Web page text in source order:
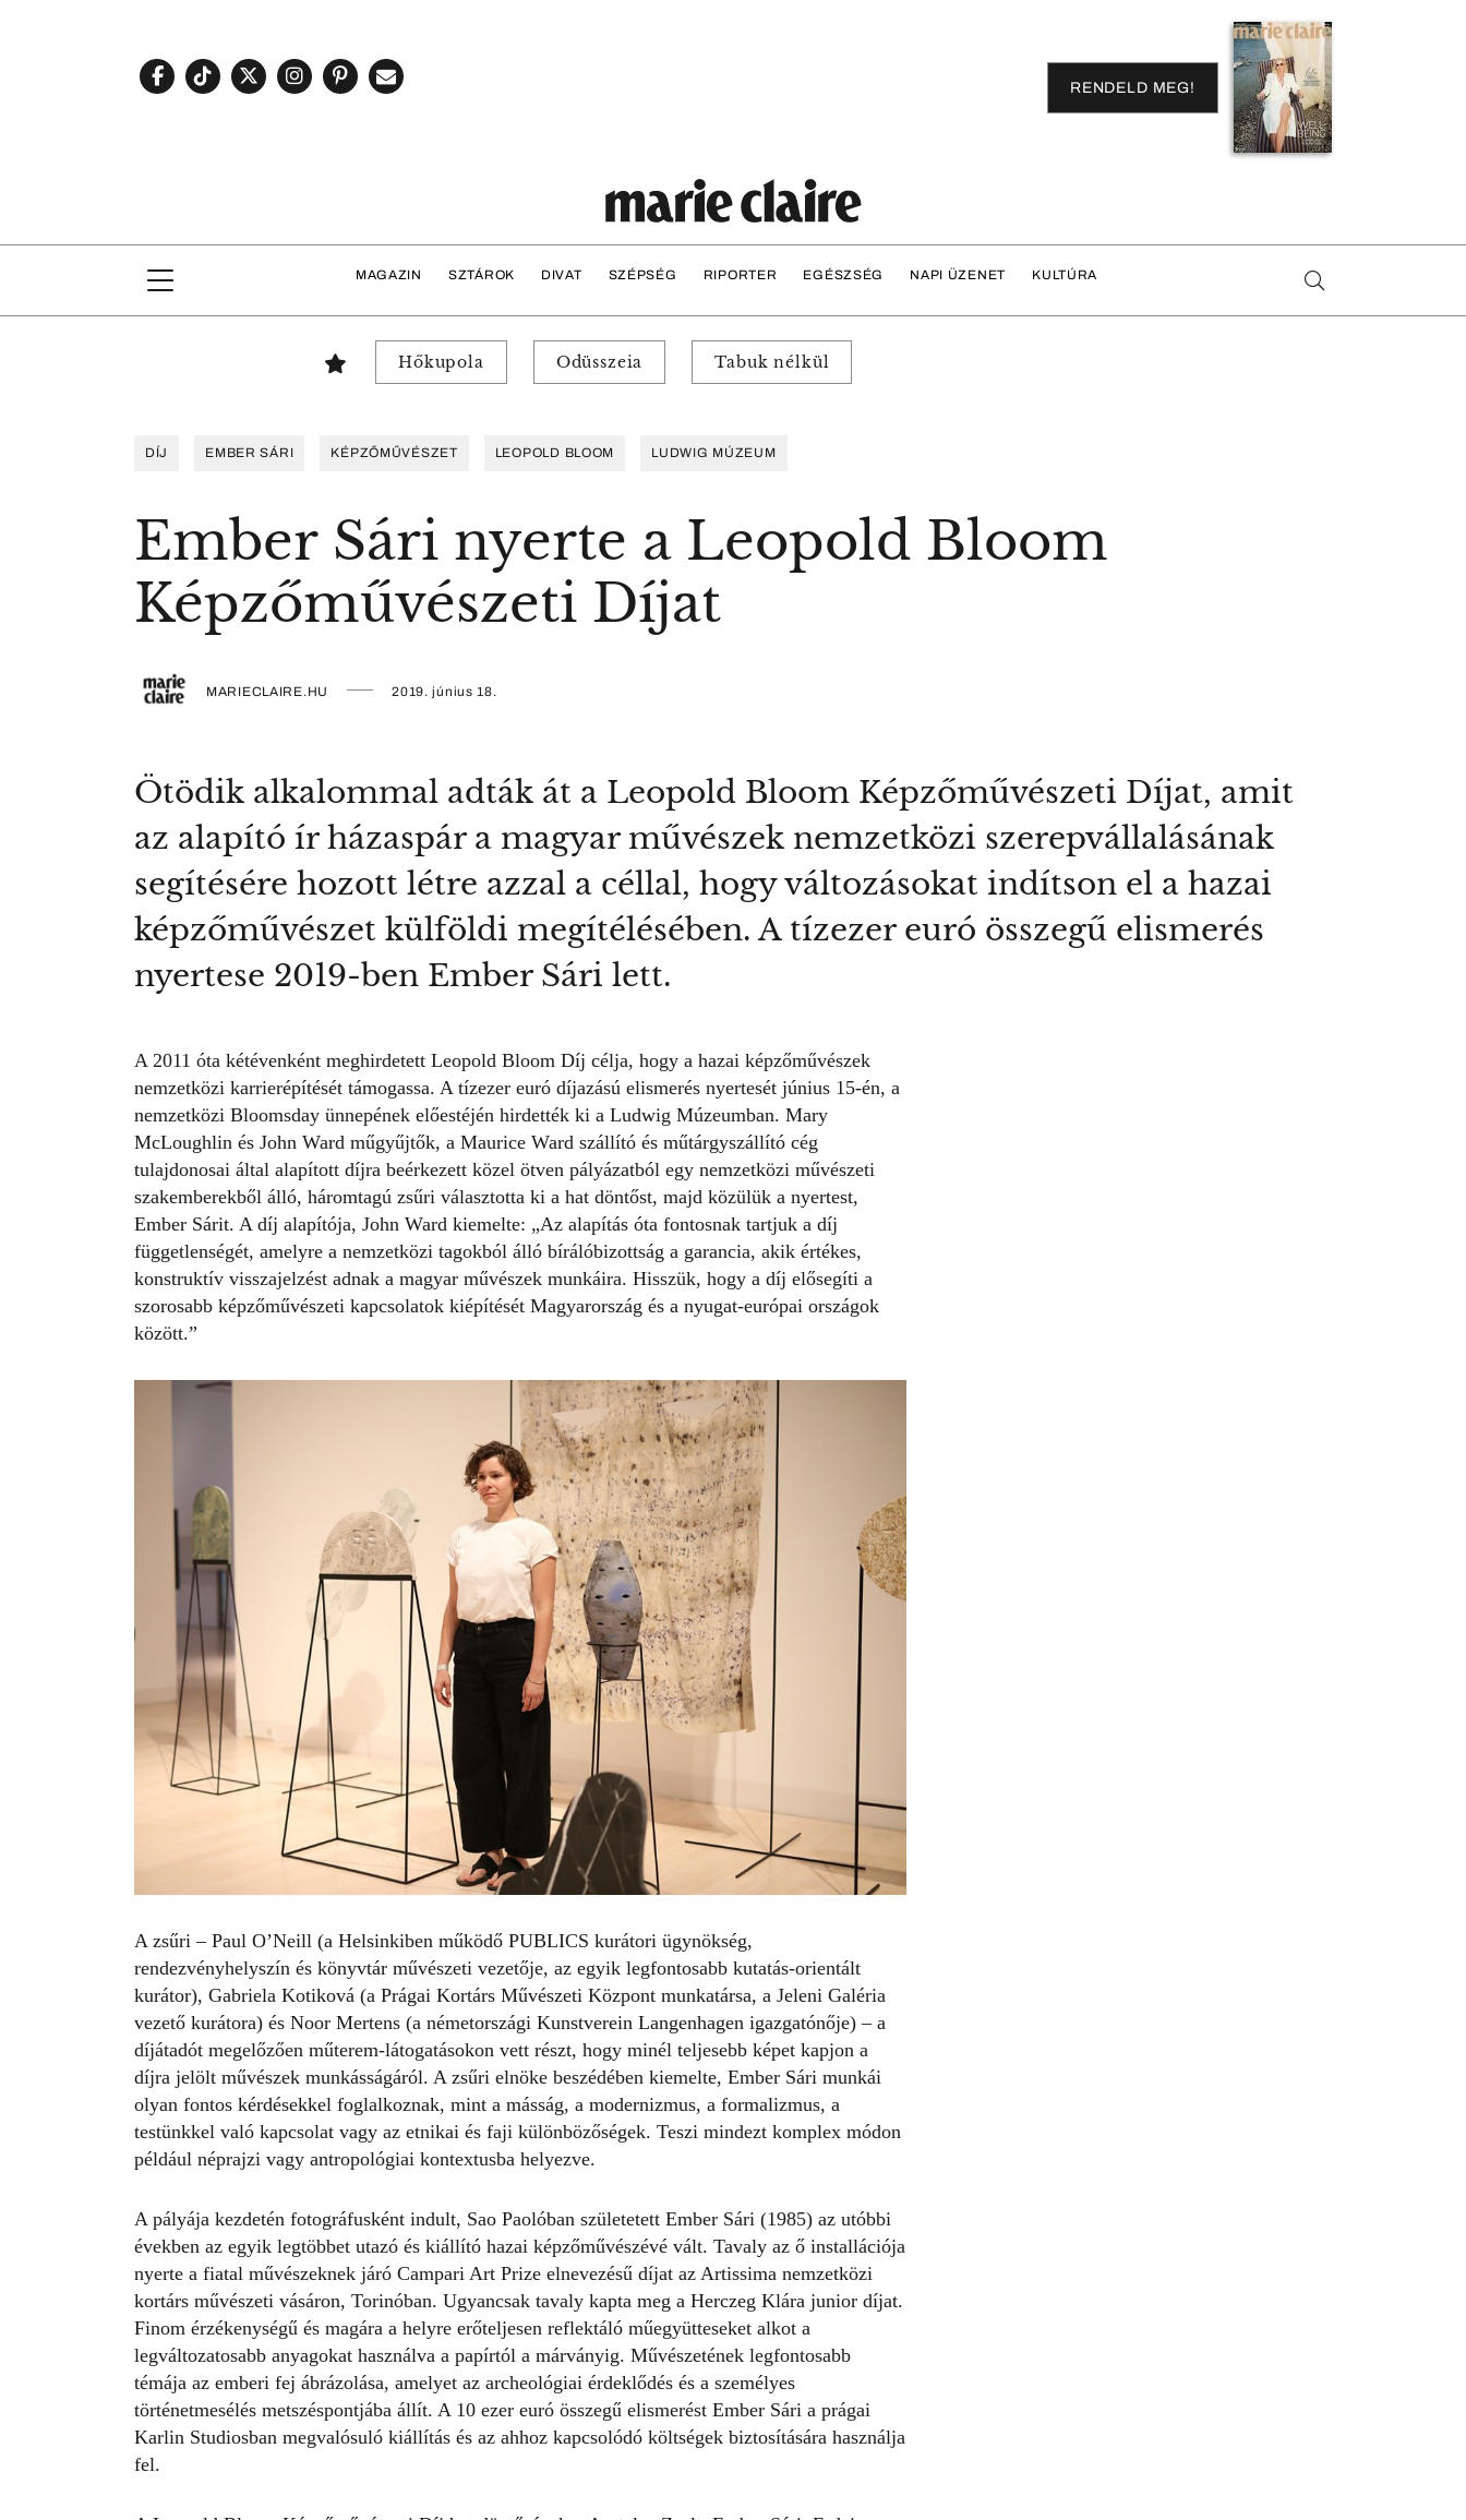
RENDELD MEG!
MAGAZIN SZTÁROK DIVAT SZÉPSÉG RIPORTER EGÉSZSÉG NAPI ÜZENET KULTÚRA
Hőkupola Odüsszeia Tabuk nélkül
DÍJ EMBER SÁRI KÉPZŐMŰVÉSZET LEOPOLD BLOOM LUDWIG MÚZEUM
Ember Sári nyerte a Leopold Bloom
Képzőművészeti Díjat
MARIECLAIRE.HU 2019. június 18.
Ötödik alkalommal adták át a Leopold Bloom Képzőművészeti Díjat, amit
az alapító ír házaspár a magyar művészek nemzetközi szerepvállalásának
segítésére hozott létre azzal a céllal, hogy változásokat indítson el a hazai
képzőművészet külföldi megítélésében. A tízezer euró összegű elismerés
nyertese 2019-ben Ember Sári lett.
A 2011 óta kétévenként meghirdetett Leopold Bloom Díj célja, hogy a hazai képzőművészek
nemzetközi karrierépítését támogassa. A tízezer euró díjazású elismerés nyertesét június 15-én, a
nemzetközi Bloomsday ünnepének előestéjén hirdették ki a Ludwig Múzeumban. Mary
McLoughlin és John Ward műgyűjtők, a Maurice Ward szállító és műtárgyszállító cég
tulajdonosai által alapított díjra beérkezett közel ötven pályázatból egy nemzetközi művészeti
szakemberekből álló, háromtagú zsűri választotta ki a hat döntőst, majd közülük a nyertest,
Ember Sárit. A díj alapítója, John Ward kiemelte: „Az alapítás óta fontosnak tartjuk a díj
függetlenségét, amelyre a nemzetközi tagokból álló bírálóbizottság a garancia, akik értékes,
konstruktív visszajelzést adnak a magyar művészek munkáira. Hisszük, hogy a díj elősegíti a
szorosabb képzőművészeti kapcsolatok kiépítését Magyarország és a nyugat-európai országok
között.”
A zsűri – Paul O’Neill (a Helsinkiben működő PUBLICS kurátori ügynökség,
rendezvényhelyszín és könyvtár művészeti vezetője, az egyik legfontosabb kutatás-orientált
kurátor), Gabriela Kotiková (a Prágai Kortárs Művészeti Központ munkatársa, a Jeleni Galéria
vezető kurátora) és Noor Mertens (a németországi Kunstverein Langenhagen igazgatónője) – a
díjátadót megelőzően műterem-látogatásokon vett részt, hogy minél teljesebb képet kapjon a
díjra jelölt művészek munkásságáról. A zsűri elnöke beszédében kiemelte, Ember Sári munkái
olyan fontos kérdésekkel foglalkoznak, mint a másság, a modernizmus, a formalizmus, a
testünkkel való kapcsolat vagy az etnikai és faji különbözőségek. Teszi mindezt komplex módon
például néprajzi vagy antropológiai kontextusba helyezve.
A pályája kezdetén fotográfusként indult, Sao Paolóban születetett Ember Sári (1985) az utóbbi
években az egyik legtöbbet utazó és kiállító hazai képzőművészévé vált. Tavaly az ő installációja
nyerte a fiatal művészeknek járó Campari Art Prize elnevezésű díjat az Artissima nemzetközi
kortárs művészeti vásáron, Torinóban. Ugyancsak tavaly kapta meg a Herczeg Klára junior díjat.
Finom érzékenységű és magára a helyre erőteljesen reflektáló műegyütteseket alkot a
legváltozatosabb anyagokat használva a papírtól a márványig. Művészetének legfontosabb
témája az emberi fej ábrázolása, amelyet az archeológiai érdeklődés és a személyes
történetmesélés metszéspontjába állít. A 10 ezer euró összegű elismerést Ember Sári a prágai
Karlin Studiosban megvalósuló kiállítás és az ahhoz kapcsolódó költségek biztosítására használja
fel.